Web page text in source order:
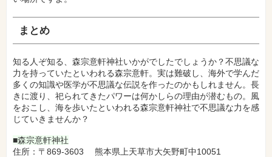
まとめ
知る人ぞ知る、森宗意軒神社いかがでしたでしょうか？不思議な
力を持っていたといわれる森宗意軒。実は難破し、海外で学んだ
多くの知識や医学が不思議な伝説を作ったのかもしれません。長
きに渡り、祀られてきたパワーは何かしらの理由が潜むもの。風
をおこし、海を歩いたといわれる森宗意軒神社で不思議な力を感
じていきませんか？
■森宗意軒神社
住所：〒869-3603 熊本県上天草市大矢野町中10051